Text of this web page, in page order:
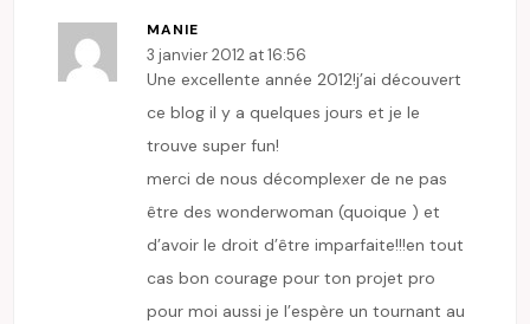
MANIE
3 janvier 2012 at 16:56
Une excellente année 2012!j’ai découvert
ce blog il y a quelques jours et je le
trouve super fun!
merci de nous décomplexer de ne pas
être des wonderwoman (quoique ) et
d’avoir le droit d’être imparfaite!!!en tout
cas bon courage pour ton projet pro
pour moi aussi je l’espère un tournant au